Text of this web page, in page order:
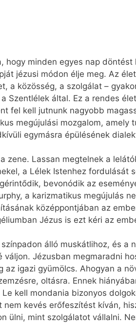
hogy minden egyes nap
jézusi módon élje meg. Az
a közösség, a szolgálat –
Szentlélek által. Ez a rendes
fel kell jutnunk nagyobb
megújulási mozgalom,
egymásra épülésének
zene. Lassan megtelnek a
a Lélek Istenhez
bevonódik az
a karizmatikus megújulás
középpontjában az
Jézus is ezt kéri az
álló muskátlihoz, és a
váljon. Jézusban megmaradni
az igazi gyümölcs. Ahogyan a
oltásra. Ennek
kell mondania bizonyos
nem kevés erőfeszítést kíván,
ülni, mint szolgálatot vállalni.